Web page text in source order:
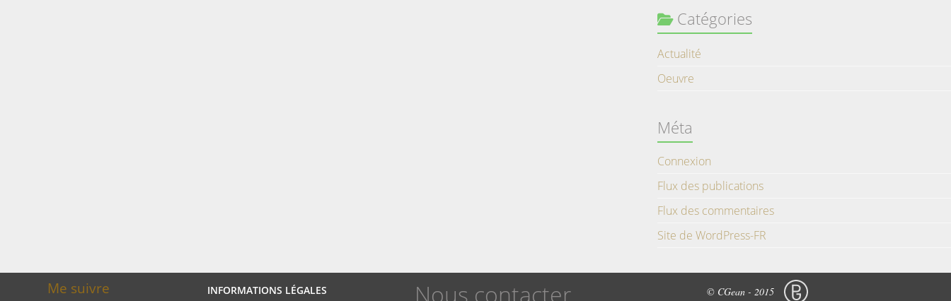
Catégories
Actualité
Oeuvre
Méta
Connexion
Flux des publications
Flux des commentaires
Site de WordPress-FR
Me suivre INFORMATIONS LÉGALES Nous contacter © CGean - 2015